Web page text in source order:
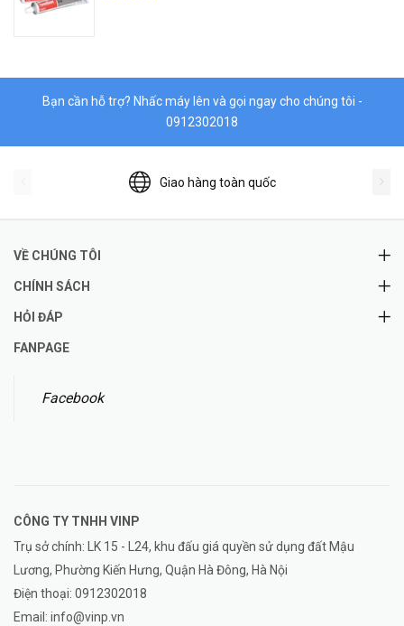
Bạn cần hỗ trợ? Nhấc máy lên và gọi ngay cho chúng tôi -
0912302018
Giao hàng toàn quốc
VỀ CHÚNG TÔI
CHÍNH SÁCH
HỎI ĐÁP
FANPAGE
Facebook
CÔNG TY TNHH VINP
Trụ sở chính: LK 15 - L24, khu đấu giá quyền sử dụng đất Mậu
Lương, Phường Kiến Hưng, Quận Hà Đông, Hà Nội
Điện thoại: 0912302018
Email: info@vinp.vn